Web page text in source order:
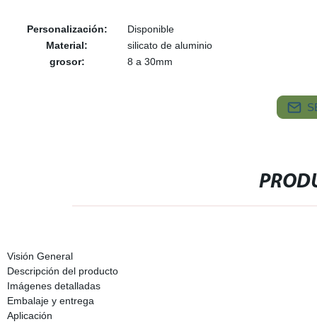
Personalización:
Disponible
Material:
silicato de aluminio
grosor:
8 a 30mm
Visión General
Descripción del producto
Imágenes detalladas
Embalaje y entrega
Aplicación